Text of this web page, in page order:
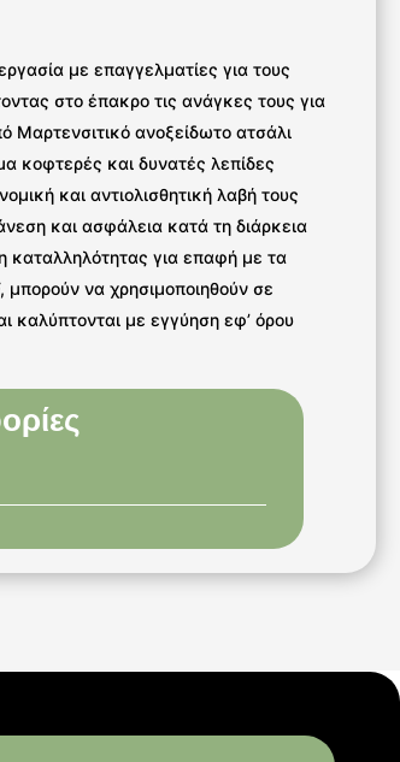
με επαγγελματίες για τους
στο έπακρο τις ανάγκες τους για
Μαρτενσιτικό ανοξείδωτο ατσάλι
κοφτερές και δυνατές λεπίδες
και αντιολισθητική λαβή τους
και ασφάλεια κατά τη διάρκεια
καταλληλότητας για επαφή με τα
μπορούν να χρησιμοποιηθούν σε
καλύπτονται με εγγύηση εφ’ όρου